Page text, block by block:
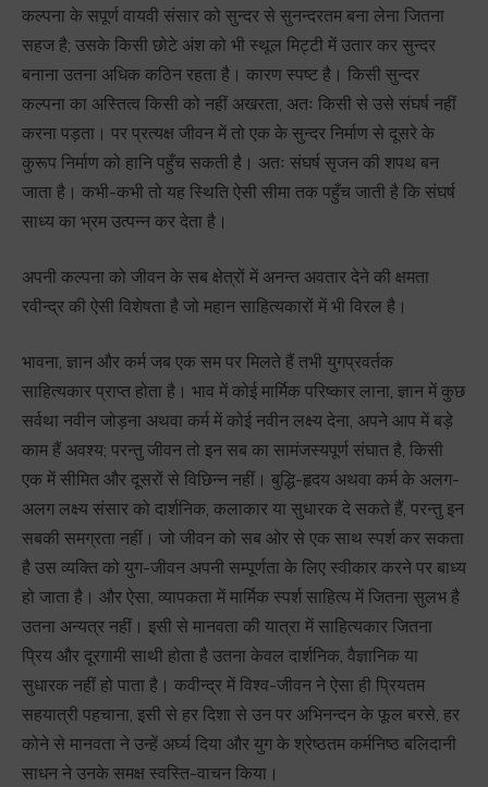
कल्पना के सपूर्ण वायवी संसार को सुन्दर से सुनन्दरतम बना लेना जितना
सहज है; उसके किसी छोटे अंश को भी स्थूल मिट्टी में उतार कर सुन्दर
बनाना उतना अधिक कठिन रहता है। कारण स्पष्ट है। किसी सुन्दर
कल्पना का अस्तित्व किसी को नहीं अखरता, अतः किसी से उसे संघर्ष नहीं
करना पड़ता। पर प्रत्यक्ष जीवन में तो एक के सुन्दर निर्माण से दूसरे के
कुरूप निर्माण को हानि पहुँच सकती है। अतः संघर्ष सृजन की शपथ बन
जाता है। कभी-कभी तो यह स्थिति ऐसी सीमा तक पहुँच जाती है कि संघर्ष
साध्य का भ्रम उत्पन्न कर देता है।
अपनी कल्पना को जीवन के सब क्षेत्रों में अनन्त अवतार देने की क्षमता
रवीन्द्र की ऐसी विशेषता है जो महान साहित्यकारों में भी विरल है।
भावना, ज्ञान और कर्म जब एक सम पर मिलते हैं तभी युगप्रवर्तक
साहित्यकार प्राप्त होता है। भाव में कोई मार्मिक परिष्कार लाना, ज्ञान में कुछ
सर्वथा नवीन जोड़ना अथवा कर्म में कोई नवीन लक्ष्य देना, अपने आप में बड़े
काम हैं अवश्य; परन्तु जीवन तो इन सब का सामंजस्यपूर्ण संघात है, किसी
एक में सीमित और दूसरों से विछिन्न नहीं। बुद्धि-हृदय अथवा कर्म के अलग-
अलग लक्ष्य संसार को दार्शनिक, कलाकार या सुधारक दे सकते हैं, परन्तु इन
सबकी समग्रता नहीं। जो जीवन को सब ओर से एक साथ स्पर्श कर सकता
है उस व्यक्ति को युग-जीवन अपनी सम्पूर्णता के लिए स्वीकार करने पर बाध्य
हो जाता है। और ऐसा, व्यापकता में मार्मिक स्पर्श साहित्य में जितना सुलभ है
उतना अन्यत्र नहीं। इसी से मानवता की यात्रा में साहित्यकार जितना
प्रिय और दूरगामी साथी होता है उतना केवल दार्शनिक, वैज्ञानिक या
सुधारक नहीं हो पाता है। कवीन्द्र में विश्व-जीवन ने ऐसा ही प्रियतम
सहयात्री पहचाना, इसी से हर दिशा से उन पर अभिनन्दन के फूल बरसे, हर
कोने से मानवता ने उन्हें अर्घ्य दिया और युग के श्रेष्ठतम कर्मनिष्ठ बलिदानी
साधन ने उनके समक्ष स्वस्ति-वाचन किया।